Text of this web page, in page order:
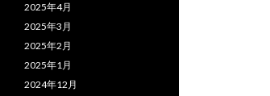
2025年4月
2025年3月
2025年2月
2025年1月
2024年12月